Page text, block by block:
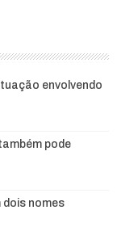
envolvendo
pode
dois nomes